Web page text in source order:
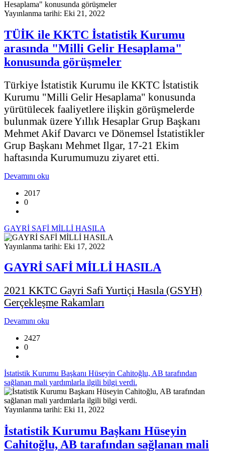
Yayınlanma tarihi: Eki 21, 2022
TÜİK ile KKTC İstatistik Kurumu
arasında "Milli Gelir Hesaplama"
konusunda görüşmeler
Türkiye İstatistik Kurumu ile KKTC İstatistik
Kurumu "Milli Gelir Hesaplama" konusunda
yürütülecek faaliyetlere ilişkin görüşmelerde
bulunmak üzere Yıllık Hesaplar Grup Başkanı
Mehmet Akif Davarcı ve Dönemsel İstatistikler
Grup Başkanı Mehmet Ilgar, 17-21 Ekim
haftasında Kurumumuzu ziyaret etti.
Devamını oku
2017
0
GAYRİ SAFİ MİLLİ HASILA
Yayınlanma tarihi: Eki 17, 2022
GAYRİ SAFİ MİLLİ HASILA
2021 KKTC Gayri Safi Yurtiçi Hasıla (GSYH)
Gerçekleşme Rakamları
Devamını oku
2427
0
İstatistik Kurumu Başkanı Hüseyin Cahitoğlu, AB tarafından
sağlanan mali yardımlarla ilgili bilgi verdi.
Yayınlanma tarihi: Eki 11, 2022
İstatistik Kurumu Başkanı Hüseyin
Cahitoğlu, AB tarafından sağlanan mali